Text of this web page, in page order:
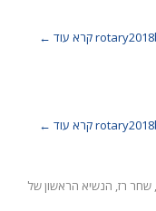
קרא עוד ←
קרא עוד ←
שחר רז, הנשיא הראשון של